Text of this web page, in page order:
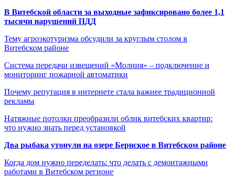
В Витебской области за выходные зафиксировано более 1,1
тысячи нарушений ПДД
Тему агроэкотуризма обсудили за круглым столом в
Витебском районе
Система передачи извещений «Молния» – подключение и
мониторинг пожарной автоматики
Почему репутация в интернете стала важнее традиционной
рекламы
Натяжные потолки преобразили облик витебских квартир:
что нужно знать перед установкой
Два рыбака утонули на озере Бернское в Витебском районе
Когда дом нужно переделать: что делать с демонтажными
работами в Витебском регионе